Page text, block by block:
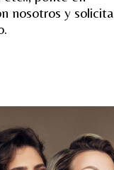
nosotros y solicita